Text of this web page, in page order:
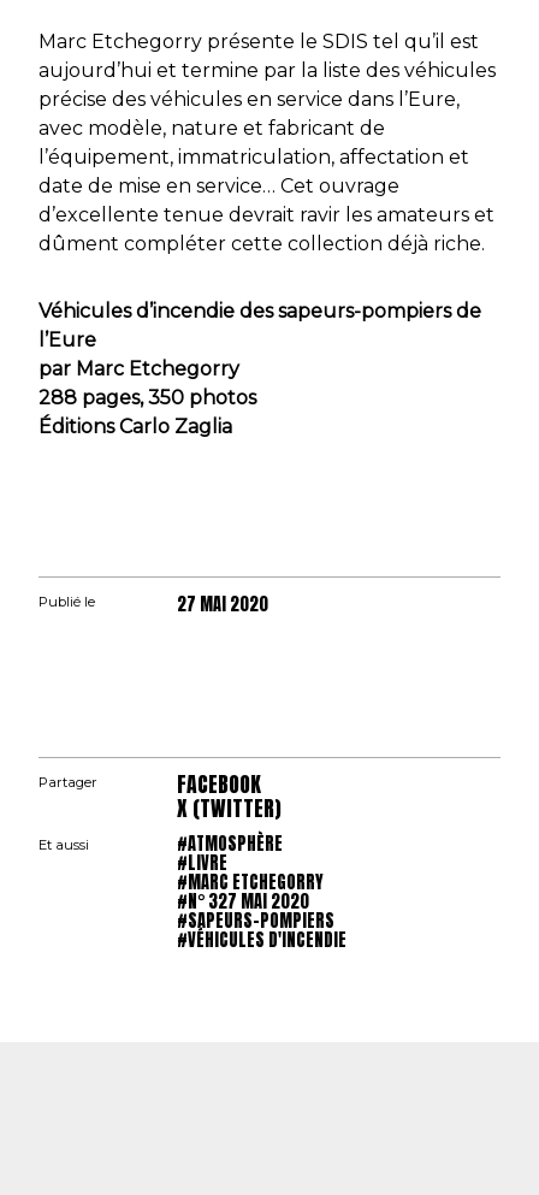
Marc Etchegorry présente le SDIS tel qu’il est
aujourd’hui et termine par la liste des véhicules
précise des véhicules en service dans l’Eure,
avec modèle, nature et fabricant de
l’équipement, immatriculation, affectation et
date de mise en service… Cet ouvrage
d’excellente tenue devrait ravir les amateurs et
dûment compléter cette collection déjà riche.
Véhicules d’incendie des sapeurs-pompiers de
l’Eure
par Marc Etchegorry
288 pages, 350 photos
Éditions Carlo Zaglia
Publié le 27 MAI 2020
Partager FACEBOOK
X (TWITTER)
Et aussi #ATMOSPHÈRE
#LIVRE
#MARC ETCHEGORRY
#N° 327 MAI 2020
#SAPEURS-POMPIERS
#VÉHICULES D'INCENDIE